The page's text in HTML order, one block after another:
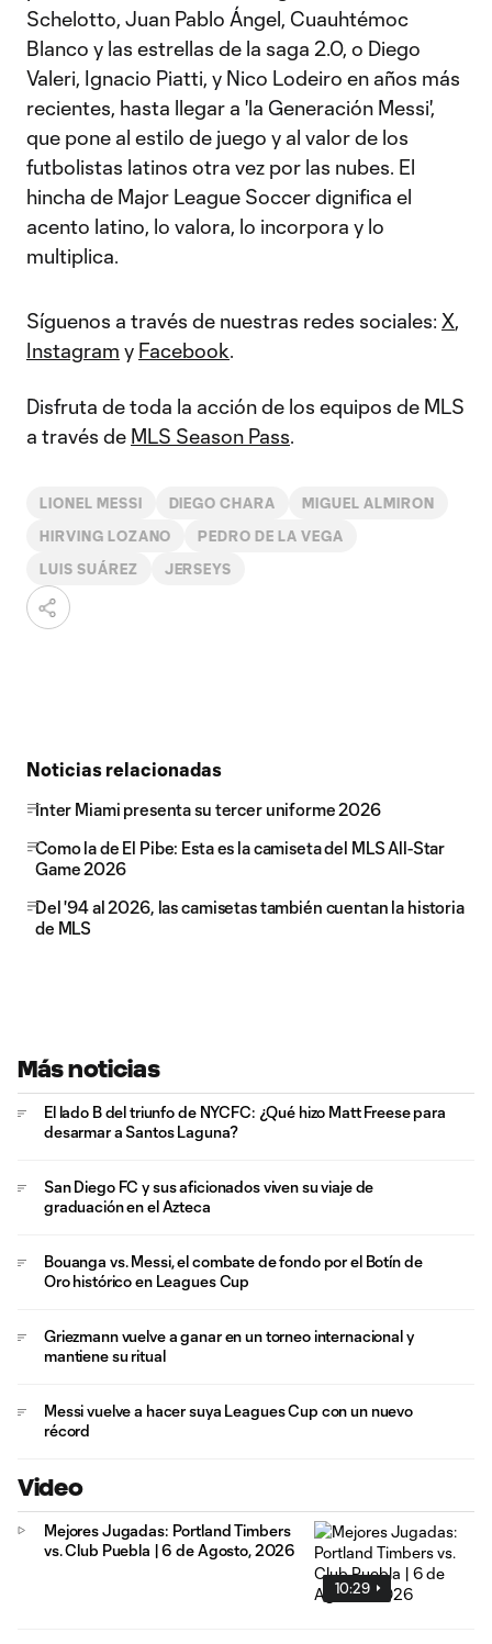
Schelotto, Juan Pablo Ángel, Cuauhtémoc
Blanco y las estrellas de la saga 2.0, o Diego
Valeri, Ignacio Piatti, y Nico Lodeiro en años más
recientes, hasta llegar a 'la Generación Messi',
que pone al estilo de juego y al valor de los
futbolistas latinos otra vez por las nubes. El
hincha de Major League Soccer dignifica el
acento latino, lo valora, lo incorpora y lo
multiplica.
Síguenos a través de nuestras redes sociales: X,
Instagram y Facebook.
Disfruta de toda la acción de los equipos de MLS
a través de MLS Season Pass.
LIONEL MESSI DIEGO CHARA MIGUEL ALMIRON
HIRVING LOZANO PEDRO DE LA VEGA
LUIS SUÁREZ JERSEYS
Noticias relacionadas
Inter Miami presenta su tercer uniforme 2026
Como la de El Pibe: Esta es la camiseta del MLS All-Star
Game 2026
Del '94 al 2026, las camisetas también cuentan la historia
de MLS
Más noticias
El lado B del triunfo de NYCFC: ¿Qué hizo Matt Freese para
desarmar a Santos Laguna?
San Diego FC y sus aficionados viven su viaje de
graduación en el Azteca
Bouanga vs. Messi, el combate de fondo por el Botín de
Oro histórico en Leagues Cup
Griezmann vuelve a ganar en un torneo internacional y
mantiene su ritual
Messi vuelve a hacer suya Leagues Cup con un nuevo
récord
Video
10:29
Mejores Jugadas: Portland Timbers
vs. Club Puebla | 6 de Agosto, 2026